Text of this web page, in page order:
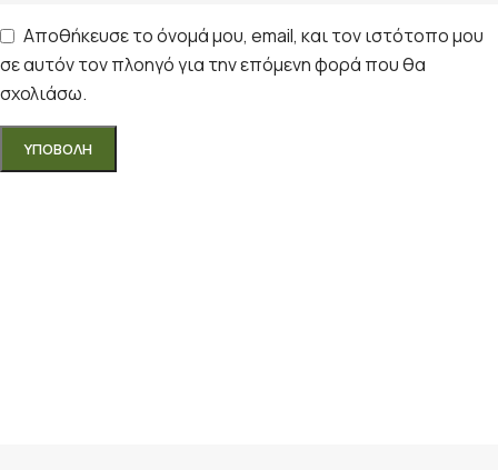
Αποθήκευσε το όνομά μου, email, και τον ιστότοπο μου
σε αυτόν τον πλοηγό για την επόμενη φορά που θα
σχολιάσω.